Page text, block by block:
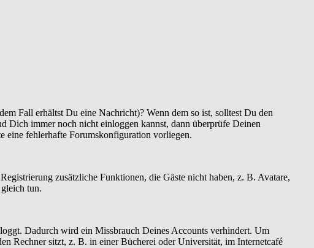
Fall erhältst Du eine Nachricht)? Wenn dem so ist, solltest Du den
Dich immer noch nicht einloggen kannst, dann überprüfe Deinen
eine fehlerhafte Forumskonfiguration vorliegen.
zusätzliche Funktionen, die Gäste nicht haben, z. B. Avatare,
tun.
Dadurch wird ein Missbrauch Deines Accounts verhindert. Um
Rechner sitzt, z. B. in einer Bücherei oder Universität, im Internetcafé